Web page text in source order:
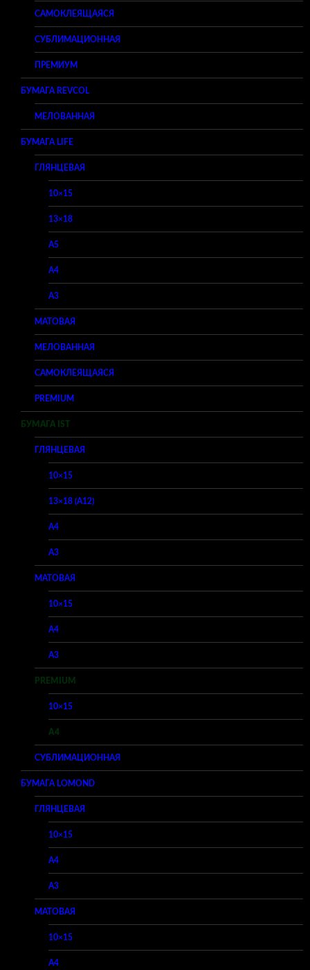
САМОКЛЕЯЩАЯСЯ
СУБЛИМАЦИОННАЯ
ПРЕМИУМ
БУМАГА REVCOL
МЕЛОВАННАЯ
БУМАГА LIFE
ГЛЯНЦЕВАЯ
10×15
13×18
A5
A4
A3
МАТОВАЯ
МЕЛОВАННАЯ
САМОКЛЕЯЩАЯСЯ
PREMIUM
БУМАГА IST
ГЛЯНЦЕВАЯ
10×15
13×18 (A12)
A4
A3
МАТОВАЯ
10×15
A4
A3
PREMIUM
10×15
A4
СУБЛИМАЦИОННАЯ
БУМАГА LOMOND
ГЛЯНЦЕВАЯ
10×15
A4
A3
МАТОВАЯ
10×15
A4